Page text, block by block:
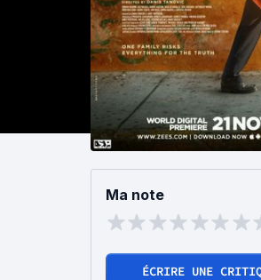
Ma note
ÉCRIRE UNE